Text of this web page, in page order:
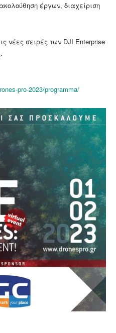
έργων, διαχείριση
νέες σειρές των DJI Enterprise
pro-2023/programma/